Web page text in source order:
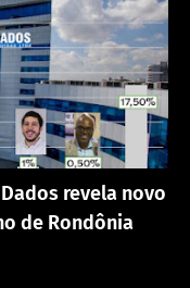
Dados revela novo
de Rondônia